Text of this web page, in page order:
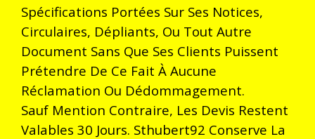
Spécifications Portées Sur Ses Notices,
Circulaires, Dépliants, Ou Tout Autre
Document Sans Que Ses Clients Puissent
Prétendre De Ce Fait À Aucune
Réclamation Ou Dédommagement.
Sauf Mention Contraire, Les Devis Restent
Valables 30 Jours. Sthubert92 Conserve La